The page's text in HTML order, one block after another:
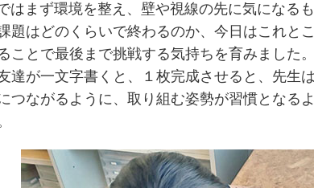
はまず環境を整え、壁や視線の先に気になる
題はどのくらいで終わるのか、今日はこれと
ことで最後まで挑戦する気持ちを育みました。
達が一文字書くと、１枚完成させると、先生
つながるように、取り組む姿勢が習慣となる